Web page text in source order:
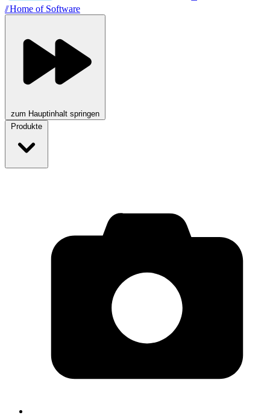
//Home of Software
zum Hauptinhalt springen
Produkte